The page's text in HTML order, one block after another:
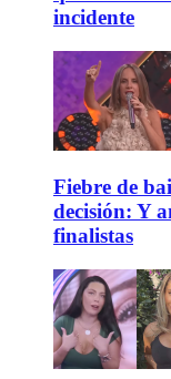
incidente
Fiebre de
decisión: Y
finalistas